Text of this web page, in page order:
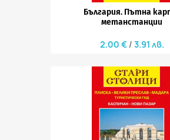
България. Пътна
метанстанции
2.00 € 3.91 лв.